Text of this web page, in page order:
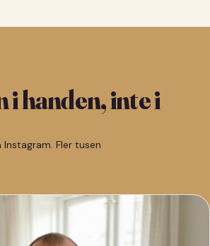
i handen, inte i
Fler tusen